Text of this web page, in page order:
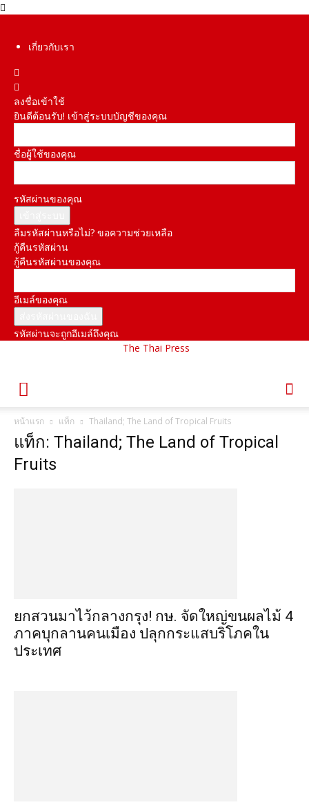
เกี่ยวกับเรา
ลงชื่อเข้าใช้
ยินดีต้อนรับ! เข้าสู่ระบบบัญชีของคุณ
ชื่อผู้ใช้ของคุณ
รหัสผ่านของคุณ
ลืมรหัสผ่านหรือไม่? ขอความช่วยเหลือ
กู้คืนรหัสผ่าน
กู้คืนรหัสผ่านของคุณ
อีเมล์ของคุณ
รหัสผ่านจะถูกอีเมล์ถึงคุณ
The Thai Press
หน้าแรก แท็ก Thailand; The Land of Tropical Fruits
แท็ก: Thailand; The Land of Tropical
Fruits
ยกสวนมาไว้กลางกรุง! กษ. จัดใหญ่ขนผลไม้ 4
ภาคบุกลานคนเมือง ปลุกกระแสบริโภคใน
ประเทศ